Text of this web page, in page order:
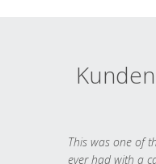
This was one of
ever had with a